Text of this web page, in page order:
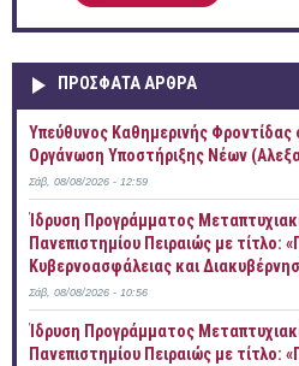
ΠΡOΣΦΑΤΑ AΡΘΡΑ
Yπεύθυνος Καθημερινής Φροντίδας
Οργάνωση Υποστήριξης Νέων
Σάβ, 08/08/2026 - 12:59
Ίδρυση Προγράμματος
Πανεπιστημίου Πειραιώς με τίτλο:
Κυβερνοασφάλειας και
Σάβ, 08/08/2026 - 10:56
Ίδρυση Προγράμματος
Πανεπιστημίου Πειραιώς με τίτλο: